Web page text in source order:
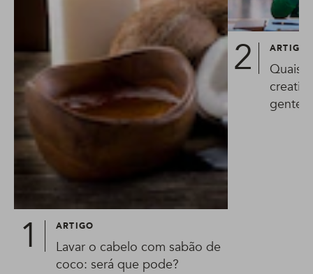
ARTIGO
Lavar o cabelo com sabão de
coco: será que pode?
ARTIGO
Quais
gente